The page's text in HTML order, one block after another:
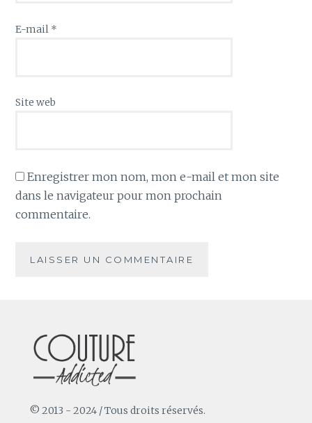
E-mail *
Site web
Enregistrer mon nom, mon e-mail et mon site
dans le navigateur pour mon prochain
commentaire.
© 2013 - 2024 / Tous droits réservés.